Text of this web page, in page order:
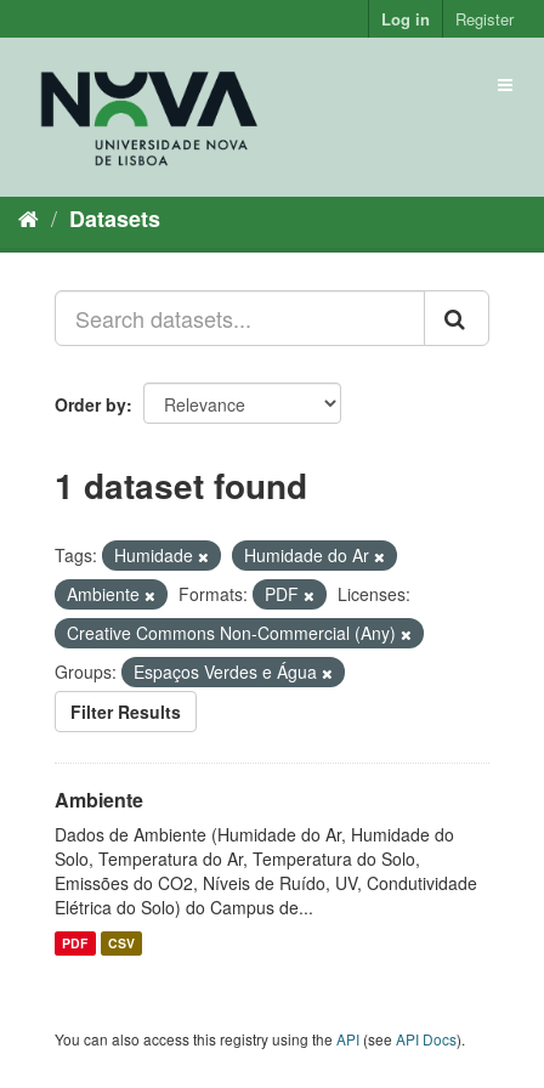
to
Log in Register
Datasets
Order by
1 dataset found
Tags: Humidade
Humidade do Ar
Ambiente
Formats: PDF
Licenses:
Creative Commons Non-Commercial (Any)
Groups:
Espaços Verdes e Água
Filter Results
Ambiente
Dados de Ambiente (Humidade do Ar, Humidade do
Solo, Temperatura do Ar, Temperatura do Solo,
Emissões do CO2, Níveis de Ruído, UV, Condutividade
Elétrica do Solo) do Campus de...
PDF CSV
You can also access this registry using the API (see API Docs).